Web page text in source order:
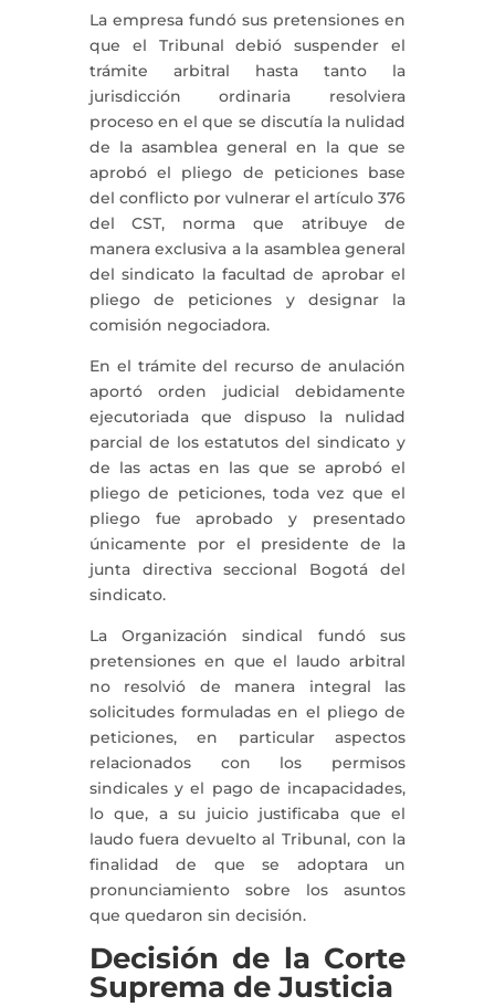
La empresa fundó sus pretensiones en
que el Tribunal debió suspender el
trámite arbitral hasta tanto la
jurisdicción ordinaria resolviera
proceso en el que se discutía la nulidad
de la asamblea general en la que se
aprobó el pliego de peticiones base
del conflicto por vulnerar el artículo 376
del CST, norma que atribuye de
manera exclusiva a la asamblea general
del sindicato la facultad de aprobar el
pliego de peticiones y designar la
comisión negociadora.
En el trámite del recurso de anulación
aportó orden judicial debidamente
ejecutoriada que dispuso la nulidad
parcial de los estatutos del sindicato y
de las actas en las que se aprobó el
pliego de peticiones, toda vez que el
pliego fue aprobado y presentado
únicamente por el presidente de la
junta directiva seccional Bogotá del
sindicato.
La Organización sindical fundó sus
pretensiones en que el laudo arbitral
no resolvió de manera integral las
solicitudes formuladas en el pliego de
peticiones, en particular aspectos
relacionados con los permisos
sindicales y el pago de incapacidades,
lo que, a su juicio justificaba que el
laudo fuera devuelto al Tribunal, con la
finalidad de que se adoptara un
pronunciamiento sobre los asuntos
que quedaron sin decisión.
Decisión de la Corte
Suprema de Justicia